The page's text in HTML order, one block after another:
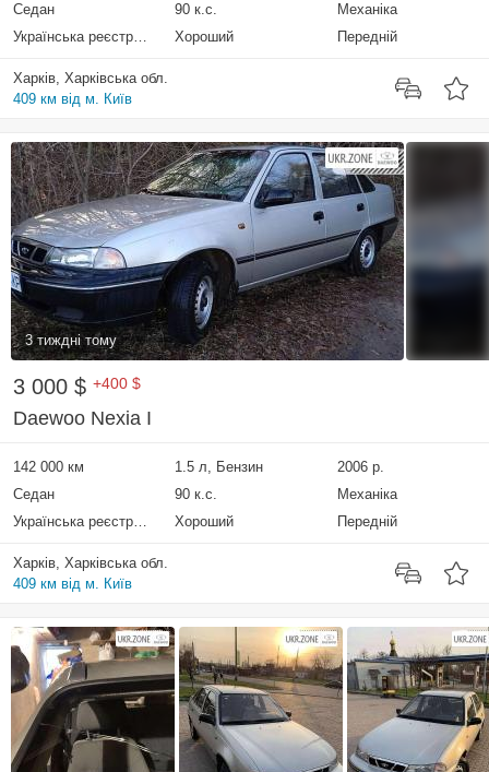
Седан
90 к.с.
Механіка
Українська реєстрація
Хороший Передній
Харків, Харківська обл.
409 км від м. Київ
3 тиждні тому
3 000 $ +400 $
Daewoo Nexia I
142 000 км 1.5 л, Бензин
2006 р.
Седан
90 к.с.
Механіка
Українська реєстрація
Хороший Передній
Харків, Харківська обл.
409 км від м. Київ